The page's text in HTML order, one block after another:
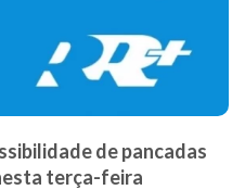
de pancadas
terça-feira